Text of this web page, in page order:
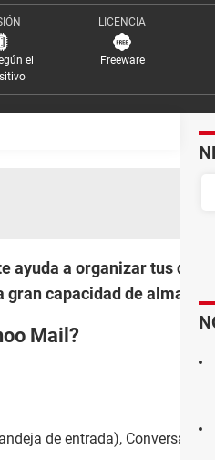
el
LICENCIA
Freeware
a organizar tus
capacidad de
Mail?
de entrada),